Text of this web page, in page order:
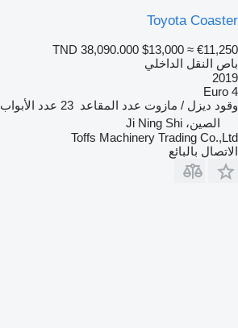
Toyota Coaster
TND 38,090.000 $13,000 ≈ €11,250
باص النقل الداخلي
2019
Euro 4
وقود ديزل / مازوت عدد المقاعد 23 عدد الأبواب
الصين، Ji Ning Shi
Toffs Machinery Trading Co.,Ltd
الاتصال بالبائع